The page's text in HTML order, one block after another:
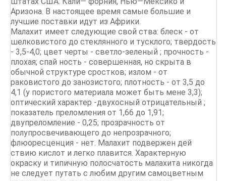
Аризона. В настоящее время самые большие и
лучшие поставки идут из Африки.
Малахит имеет следующие свой ства: блеск - от
шелковистого до стеклянного и тусклого; твердость
- 3,5-4,0; цвет черты - светло-зеленый ; прочность -
плохая; спай ность - совершенная, но скрыта в
обычной структуре сростков; излом - от
раковистого до занозистого; плотность - от 3,5 до
4,1 (у пористого материала может быть мене 3,3);
оптический характер -двухосный отрицательный ;
показатель преломления от 1,66 до 1,91;
двупреломление - 0,25; прозрачность от
полупросвечивающего до непрозрачного;
флюоресценция - нет. Малахит подвержен дей
ствию кислот и легко плавится. Характерную
окраску и типичную полосчатость малахита никогда
не следует путать с любим другим самоцветным